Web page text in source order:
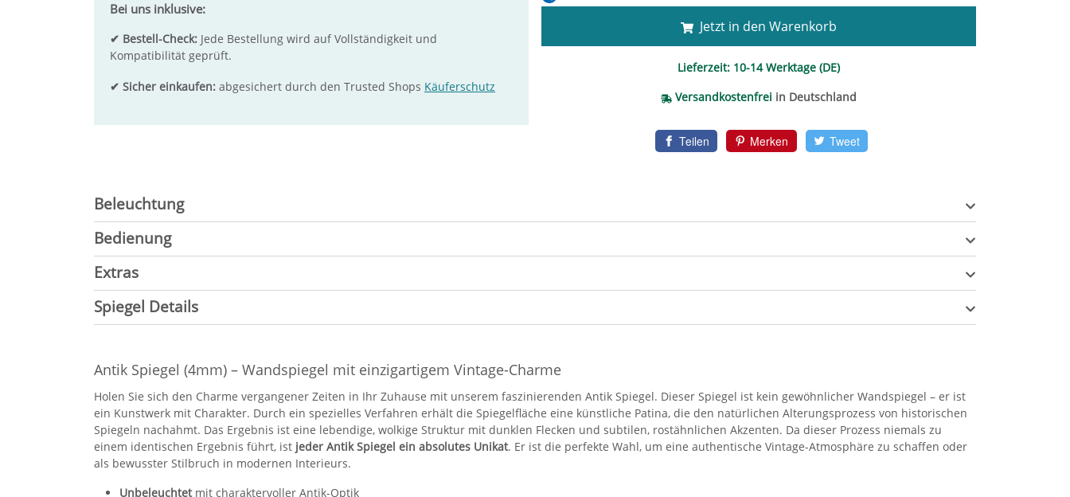
Antik Spiegel (4mm) – Wandspiegel mit einzigartigem Vintage-Charme
Holen Sie sich den Charme vergangener Zeiten in Ihr Zuhause mit unserem faszinierenden Antik Spiegel. Dieser Spiegel ist kein gewöhnlicher Wandspiegel – er ist
ein Kunstwerk mit Charakter. Durch ein spezielles Verfahren erhält die Spiegelfläche eine künstliche Patina, die den natürlichen Alterungsprozess von historischen
Spiegeln nachahmt. Das Ergebnis ist eine lebendige, wolkige Struktur mit dunklen Flecken und subtilen, rostähnlichen Akzenten. Da dieser Prozess niemals zu
einem identischen Ergebnis führt, ist jeder Antik Spiegel ein absolutes Unikat. Er ist die perfekte Wahl, um eine authentische Vintage-Atmosphäre zu schaffen oder
als bewusster Stilbruch in modernen Interieurs.
Unbeleuchtetmit charaktervoller Antik-Optik
Beleuchtung
Bedienung
Extras
Spiegel Details
Bei uns inklusive:
✔ Bestell-Check: Jede Bestellung wird auf Vollständigkeit und
Kompatibilität geprüft.
✔ Sicher einkaufen: abgesichert durch den Trusted Shops Käuferschutz
Jetzt in den Warenkorb
Lieferzeit: 10-14 Werktage (DE)
Versandkostenfrei in Deutschland
Teilen Merken Tweet